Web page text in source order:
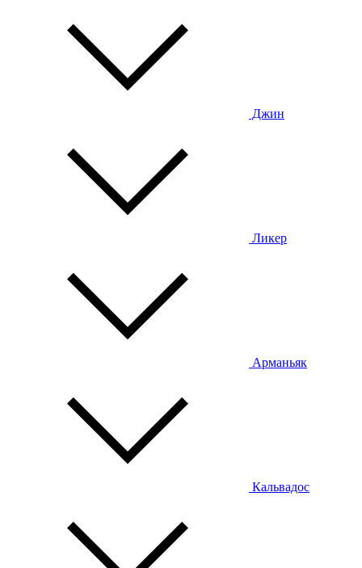
Джин
Ликер
Арманьяк
Кальвадос